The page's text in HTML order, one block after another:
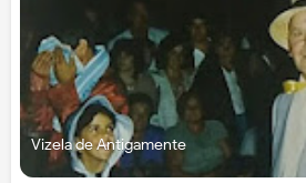
Vizela de Antigamente